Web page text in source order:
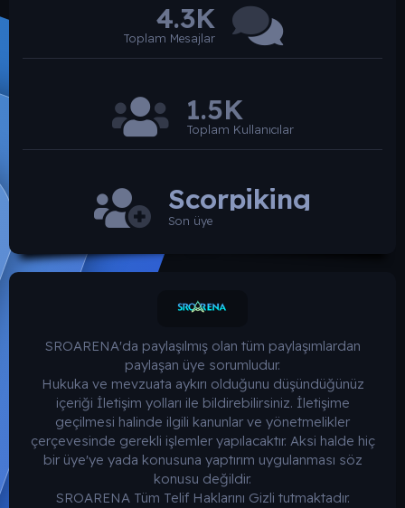
4.3K
Toplam Mesajlar
1.5K
Toplam Kullanıcılar
Scorpiking
Son üye
SROARENA'da paylaşılmış olan tüm paylaşımlardan
paylaşan üye sorumludur.
Hukuka ve mevzuata aykırı olduğunu düşündüğünüz
içeriği İletişim yolları ile bildirebilirsiniz. İletişime
geçilmesi halinde ilgili kanunlar ve yönetmelikler
çerçevesinde gerekli işlemler yapılacaktır. Aksi halde hiç
bir üye'ye yada konusuna yaptırım uygulanması söz
konusu değildir.
SROARENA Tüm Telif Haklarını Gizli tutmaktadır.